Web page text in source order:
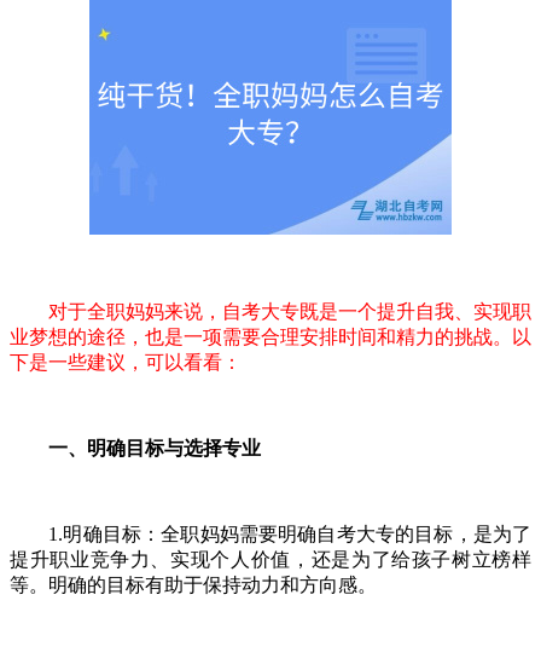
对于全职妈妈来说，自考大专既是一个提升自我、实现职
业梦想的途径，也是一项需要合理安排时间和精力的挑战。以
下是一些建议，可以看看：
一、明确目标与选择专业
1.明确目标：全职妈妈需要明确自考大专的目标，是为了
提升职业竞争力、实现个人价值，还是为了给孩子树立榜样
等。明确的目标有助于保持动力和方向感。